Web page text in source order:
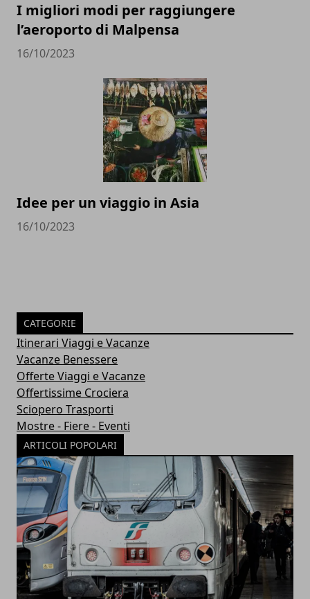
I migliori modi per raggiungere
l’aeroporto di Malpensa
16/10/2023
Idee per un viaggio in Asia
16/10/2023
CATEGORIE
Itinerari Viaggi e Vacanze
Vacanze Benessere
Offerte Viaggi e Vacanze
Offertissime Crociera
Sciopero Trasporti
Mostre - Fiere - Eventi
ARTICOLI POPOLARI